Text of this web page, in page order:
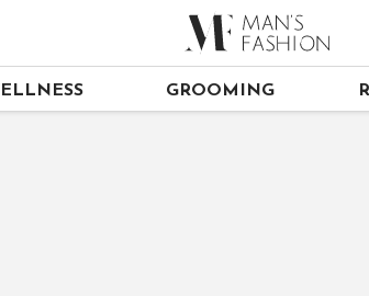
GROOMING